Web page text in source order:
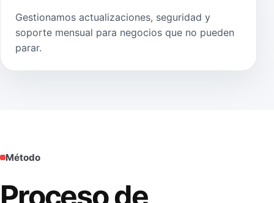
Gestionamos actualizaciones, seguridad y
soporte mensual para negocios que no pueden
parar.
Método